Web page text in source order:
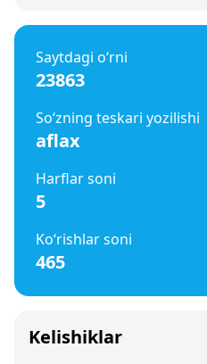
Saytdagi o‘rni
23863
So‘zning teskari yozilishi
aflax
Harflar soni
5
Ko‘rishlar soni
465
Kelishiklar